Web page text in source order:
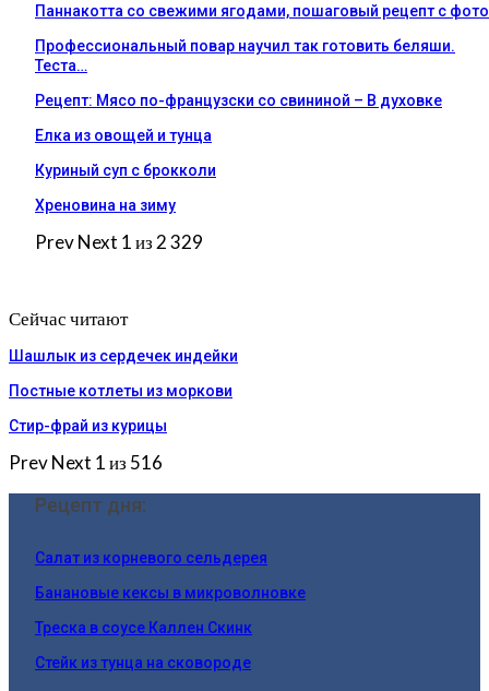
Паннакотта со свежими ягодами, пошаговый рецепт с фото
Профессиональный повар научил так готовить беляши.
Теста…
Рецепт: Мясо по-французски со свининой – В духовке
Елка из овощей и тунца
Куриный суп с брокколи
Хреновина на зиму
PrevNext 1 из 2 329
Сейчас читают
Шашлык из сердечек индейки
Постные котлеты из моркови
Стир-фрай из курицы
PrevNext 1 из 516
Рецепт дня:
Салат из корневого сельдерея
Банановые кексы в микроволновке
Треска в соусе Каллен Скинк
Стейк из тунца на сковороде